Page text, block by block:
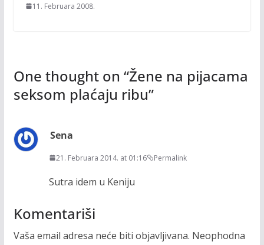
11. Februara 2008.
One thought on “Žene na pijacama
seksom plaćaju ribu”
Sena
21. Februara 2014. at 01:16 Permalink
Sutra idem u Keniju
Komentariši
Vaša email adresa neće biti objavljivana. Neophodna